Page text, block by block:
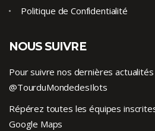
Politique de Confidentialité
NOUS SUIVRE
Pour suivre nos dernières actualités
@TourduMondedesIlots
Répérez toutes les équipes
Google Maps